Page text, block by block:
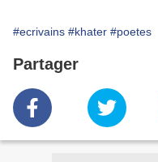
#ecrivains #khater #poetes
Partager